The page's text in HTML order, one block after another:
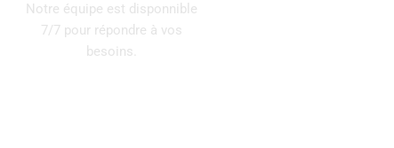
Notre équipe est disponnible
7/7 pour répondre à vos
besoins.